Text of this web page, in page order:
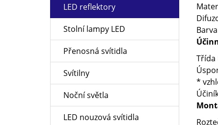
LED reflektory
Stolní lampy LED
Přenosná svítidla
Svítilny
Noční světla
LED nouzová svítidla
Barva
Třída
*